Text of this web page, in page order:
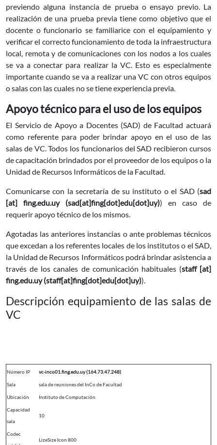
previendo alguna instancia de prueba o ensayo previo. La
realización de una prueba previa tiene como objetivo que el
docente o funcionario se familiarice con el equipamiento y
verificar el correcto funcionamiento de toda la infraestructura
local, remota y de comunicaciones con los nodos a los cuales
se va a conectar para realizar la VC. Esto es especialmente
importante cuando se va a realizar una VC con otros equipos
o salas con las cuales no se tiene experiencia previa.
Apoyo técnico para el uso de los equipos
El Servicio de Apoyo a Docentes (SAD) de Facultad actuará
como referente para poder brindar apoyo en el uso de las
salas de VC. Todos los funcionarios del SAD recibieron cursos
de capacitación brindados por el proveedor de los equipos o la
Unidad de Recursos Informáticos de la Facultad.
Comunicarse con la secretaría de su instituto o el SAD (sad
[at] fing.edu.uy(sad[at]fing[dot]edu[dot]uy)) en caso de
requerir apoyo técnico de los mismos.
Agotadas las anteriores instancias o ante problemas técnicos
que excedan a los referentes locales de los institutos o el SAD,
la Unidad de Recursos Informáticos podrá brindar asistencia a
través de los canales de comunicación habituales (staff[at]
fing.edu.uy(staff[at]fing[dot]edu[dot]uy)).
Descripción equipamiento de las salas de
VC
Número IP vc-inco01.fing.edu.uy (164.73.47.248)
Sala sala de reuniones del InCo de Facultad
Ubicación Instituto de Computación
Capacidad
sala
10
Codec
LizeSize Icon 800